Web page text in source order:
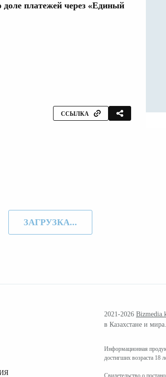
платежей через «Единый
ССЫЛКА
ЗАГРУЗКА...
2021-2026
в Казахстане и мира.
Информационная
достигших возраста 18
Свидетельство о